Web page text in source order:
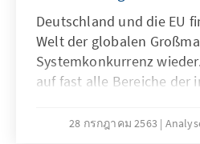
Deutschland und die EU
Welt der globalen
Systemkonkurrenz
auf fast alle Bereiche der
Zusammenarbeit,
28 กรกฎาคม 2563